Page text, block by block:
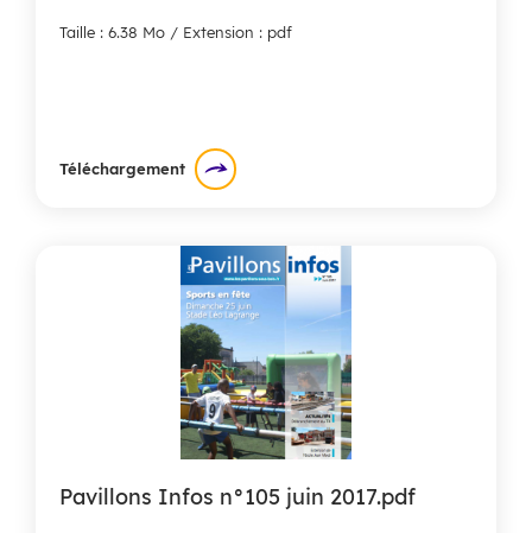
Taille : 6.38 Mo / Extension : pdf
Téléchargement
Pavillons Infos n°105 juin 2017.pdf